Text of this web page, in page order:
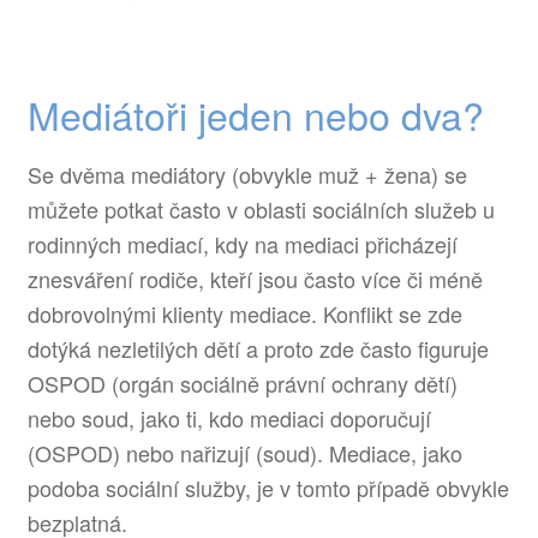
Mediátoři jeden nebo dva?
Se dvěma mediátory (obvykle muž + žena) se
můžete potkat často v oblasti sociálních služeb u
rodinných mediací, kdy na mediaci přicházejí
znesváření rodiče, kteří jsou často více či méně
dobrovolnými klienty mediace. Konflikt se zde
dotýká nezletilých dětí a proto zde často figuruje
OSPOD (orgán sociálně právní ochrany dětí)
nebo soud, jako ti, kdo mediaci doporučují
(OSPOD) nebo nařizují (soud). Mediace, jako
podoba sociální služby, je v tomto případě obvykle
bezplatná.